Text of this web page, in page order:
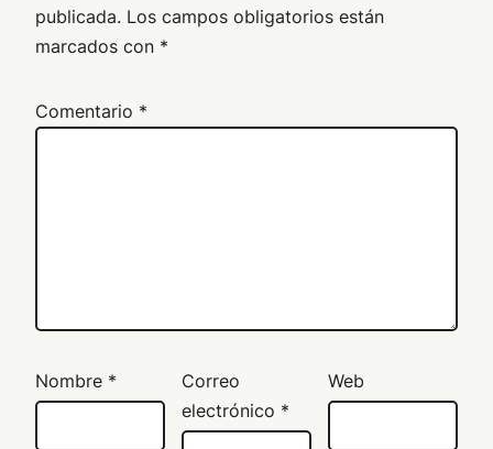
publicada. Los campos obligatorios están
marcados con *
Comentario *
Nombre *
Correo
electrónico *
Web